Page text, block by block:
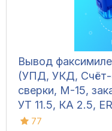
Вывод
(УПД, УКД, Счёт-
сверки, М-15,
УТ 11.5, КА 2.5,
77